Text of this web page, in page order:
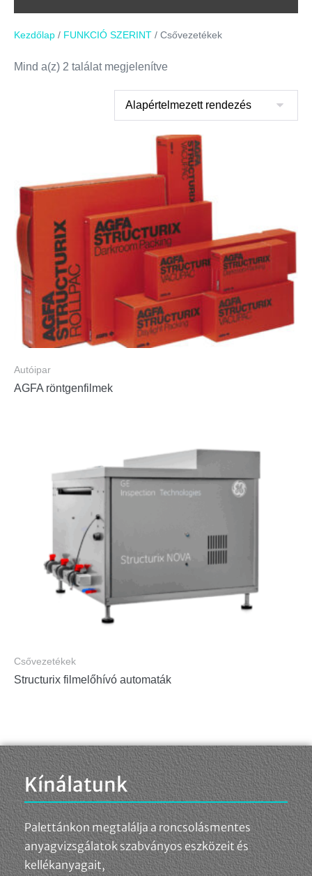
Kezdőlap / FUNKCIÓ SZERINT / Csővezetékek
Mind a(z) 2 találat megjelenítve
Autóipar
AGFA röntgenfilmek
Csővezetékek
Structurix filmelőhívó automaták
Kínálatunk
Palettánkon megtalálja a roncsolásmentes
anyagvizsgálatok szabványos eszközeit és
kellékanyagait,